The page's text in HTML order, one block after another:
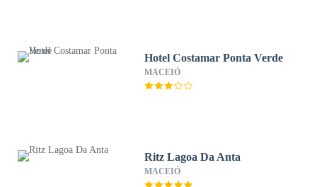
Hotel Costamar Ponta Verde
MACEIÓ
Ritz Lagoa Da Anta
MACEIÓ